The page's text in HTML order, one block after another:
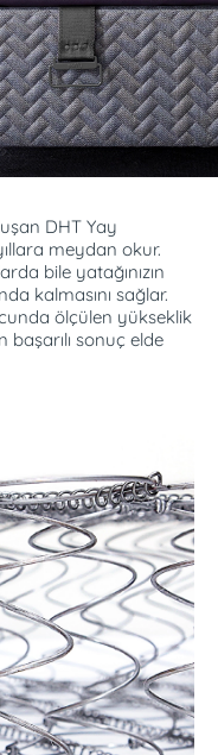
önlemeye yardımcı
karşı dayanıklı çelik
ve güvenli kullanım
DHT Yay
meydan okur.
bile yatağınızın
kalmasını sağlar.
ölçülen yükseklik
sonuç elde